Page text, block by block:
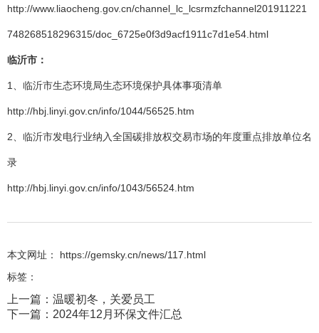
http://www.liaocheng.gov.cn/channel_lc_lcsrmzfchannel201911221
748268518296315/doc_6725e0f3d9acf1911c7d1e54.html
临沂市：
1、临沂市生态环境局生态环境保护具体事项清单
http://hbj.linyi.gov.cn/info/1044/56525.htm
2、临沂市发电行业纳入全国碳排放权交易市场的年度重点排放单位名
录
http://hbj.linyi.gov.cn/info/1043/56524.htm
本文网址： https://gemsky.cn/news/117.html
标签：
上一篇： 温暖初冬，关爱员工
下一篇： 2024年12月环保文件汇总